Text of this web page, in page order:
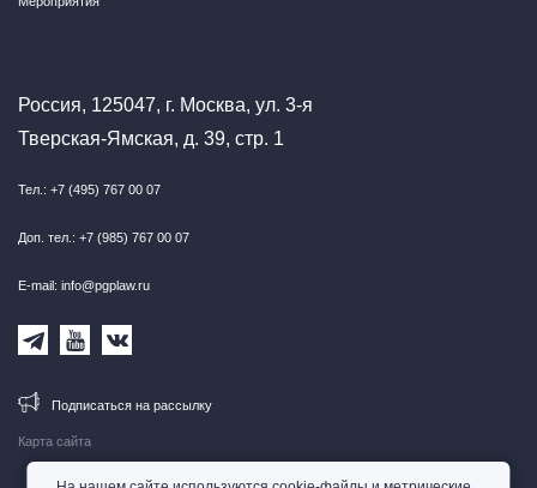
Карта сайта
Россия, 125047, г. Москва, ул. 3-я
Тверская-Ямская, д. 39, стр. 1
Тел.: +7 (495) 767 00 07
Доп. тел.: +7 (985) 767 00 07
E-mail: info@pgplaw.ru
Подписаться на рассылку